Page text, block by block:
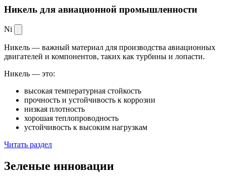
Никель для авиационной промышленности
Ni
Никель — важный материал для производства авиационных
двигателей и компонентов, таких как турбины и лопасти.
Никель — это:
высокая температурная стойкость
прочность и устойчивость к коррозии
низкая плотность
хорошая теплопроводность
устойчивость к высоким нагрузкам
Читать раздел
Зеленые инновации